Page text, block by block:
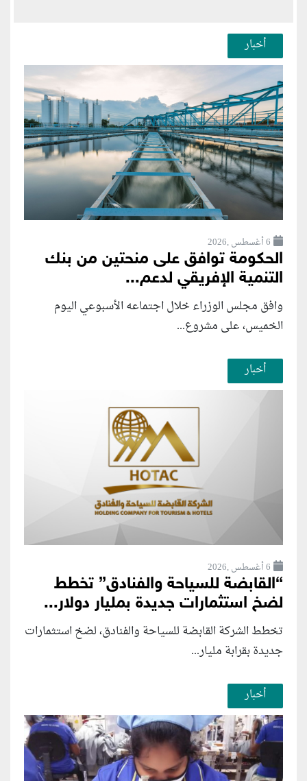
أخبار
6 أغسطس ,2026
الحكومة توافق على منحتين من بنك
التنمية الإفريقي لدعم...
وافق مجلس الوزراء خلال اجتماعه الأسبوعي اليوم
الخميس، على مشروع...
أخبار
6 أغسطس ,2026
“القابضة للسياحة والفنادق” تخطط
لضخ استثمارات جديدة بمليار دولار...
تخطط الشركة القابضة للسياحة والفنادق، لضخ استثمارات
جديدة بقرابة مليار...
أخبار